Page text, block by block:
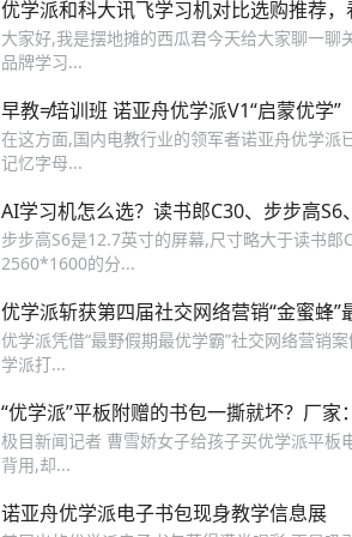
优学派和科大讯飞学习机对比选购推荐
大家好,我是摆地摊的西瓜君今天给大家聊一
品牌学习...
早教≠培训班 诺亚舟优学派V1“启蒙优学”
在这方面,国内电教行业的领军者诺亚舟优学
记忆字母...
AI学习机怎么选？读书郎C30、步步高
步步高S6是12.7英寸的屏幕,尺寸略大于读书
2560*1600的分...
优学派斩获第四届社交网络营销“金蜜蜂”
优学派凭借“最野假期最优学霸”社交网络营销
学派打...
“优学派”平板附赠的书包一撕就坏？厂
极目新闻记者 曹雪娇女子给孩子买优学派平
背用,却...
诺亚舟优学派电子书包现身教学信息展